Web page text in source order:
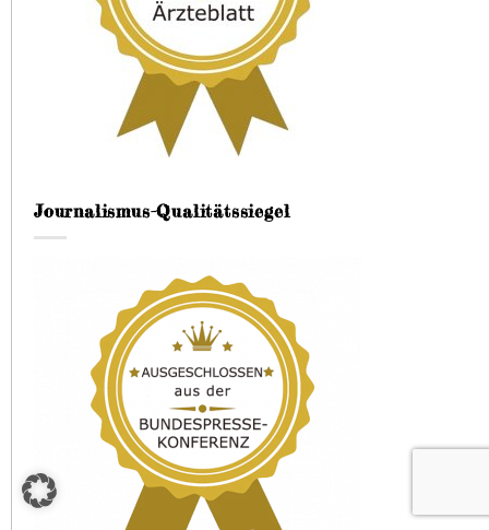
Journalismus-Qualitätssiegel